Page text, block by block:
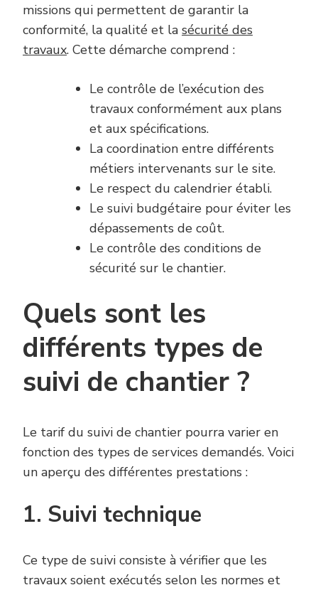
missions qui permettent de garantir la
conformité, la qualité et la sécurité des
travaux. Cette démarche comprend :
Le contrôle de l’exécution des
travaux conformément aux plans
et aux spécifications.
La coordination entre différents
métiers intervenants sur le site.
Le respect du calendrier établi.
Le suivi budgétaire pour éviter les
dépassements de coût.
Le contrôle des conditions de
sécurité sur le chantier.
Quels sont les
différents types de
suivi de chantier ?
Le tarif du suivi de chantier pourra varier en
fonction des types de services demandés. Voici
un aperçu des différentes prestations :
1. Suivi technique
Ce type de suivi consiste à vérifier que les
travaux soient exécutés selon les normes et